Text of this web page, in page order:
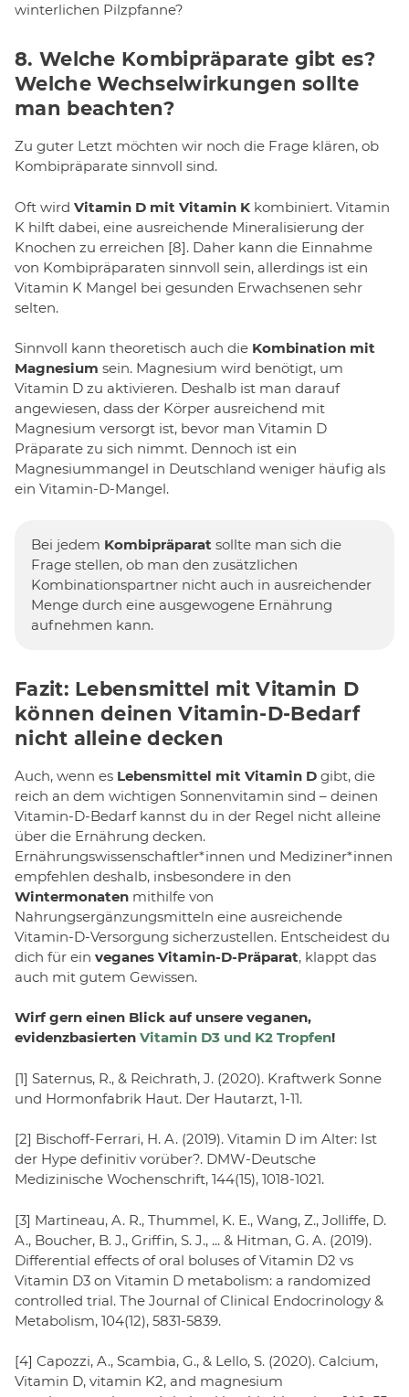
winterlichen Pilzpfanne?
8. Welche Kombipräparate gibt es?
Welche Wechselwirkungen sollte
man beachten?
Zu guter Letzt möchten wir noch die Frage klären, ob
Kombipräparate sinnvoll sind.
Oft wird Vitamin D mit Vitamin K kombiniert. Vitamin
K hilft dabei, eine ausreichende Mineralisierung der
Knochen zu erreichen [8]. Daher kann die Einnahme
von Kombipräparaten sinnvoll sein, allerdings ist ein
Vitamin K Mangel bei gesunden Erwachsenen sehr
selten.
Sinnvoll kann theoretisch auch die Kombination mit
Magnesium sein. Magnesium wird benötigt, um
Vitamin D zu aktivieren. Deshalb ist man darauf
angewiesen, dass der Körper ausreichend mit
Magnesium versorgt ist, bevor man Vitamin D
Präparate zu sich nimmt. Dennoch ist ein
Magnesiummangel in Deutschland weniger häufig als
ein Vitamin-D-Mangel.
Bei jedem Kombipräparat sollte man sich die
Frage stellen, ob man den zusätzlichen
Kombinationspartner nicht auch in ausreichender
Menge durch eine ausgewogene Ernährung
aufnehmen kann.
Fazit: Lebensmittel mit Vitamin D
können deinen Vitamin-D-Bedarf
nicht alleine decken
Auch, wenn es Lebensmittel mit Vitamin D gibt, die
reich an dem wichtigen Sonnenvitamin sind – deinen
Vitamin-D-Bedarf kannst du in der Regel nicht alleine
über die Ernährung decken.
Ernährungswissenschaftler*innen und Mediziner*innen
empfehlen deshalb, insbesondere in den
Wintermonaten mithilfe von
Nahrungsergänzungsmitteln eine ausreichende
Vitamin-D-Versorgung sicherzustellen. Entscheidest du
dich für ein veganes Vitamin-D-Präparat, klappt das
auch mit gutem Gewissen.
Wirf gern einen Blick auf unsere veganen,
evidenzbasierten Vitamin D3 und K2 Tropfen!
[1] Saternus, R., & Reichrath, J. (2020). Kraftwerk Sonne
und Hormonfabrik Haut. Der Hautarzt, 1-11.
[2] Bischoff-Ferrari, H. A. (2019). Vitamin D im Alter: Ist
der Hype definitiv vorüber?. DMW-Deutsche
Medizinische Wochenschrift, 144(15), 1018-1021.
[3] Martineau, A. R., Thummel, K. E., Wang, Z., Jolliffe, D.
A., Boucher, B. J., Griffin, S. J., ... & Hitman, G. A. (2019).
Differential effects of oral boluses of Vitamin D2 vs
Vitamin D3 on Vitamin D metabolism: a randomized
controlled trial. The Journal of Clinical Endocrinology &
Metabolism, 104(12), 5831-5839.
[4] Capozzi, A., Scambia, G., & Lello, S. (2020). Calcium,
Vitamin D, vitamin K2, and magnesium